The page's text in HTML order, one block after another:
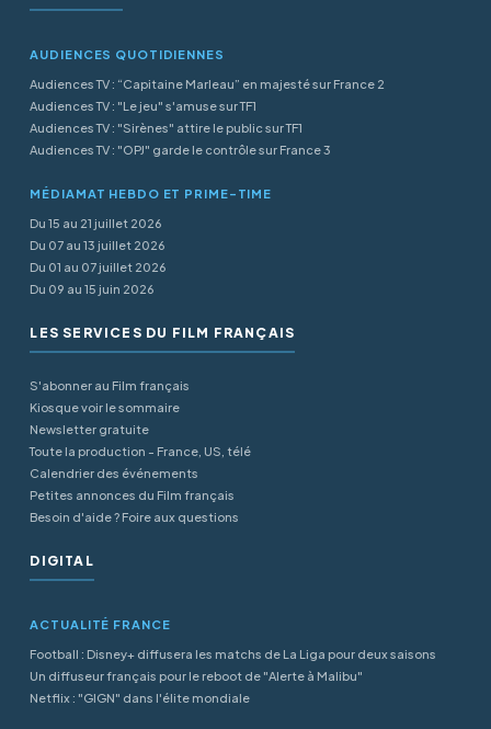
AUDIENCES QUOTIDIENNES
Audiences TV : “Capitaine Marleau” en majesté sur France 2
Audiences TV : "Le jeu" s'amuse sur TF1
Audiences TV : "Sirènes" attire le public sur TF1
Audiences TV : "OPJ" garde le contrôle sur France 3
MÉDIAMAT HEBDO ET PRIME-TIME
Du 15 au 21 juillet 2026
Du 07 au 13 juillet 2026
Du 01 au 07 juillet 2026
Du 09 au 15 juin 2026
LES SERVICES DU FILM FRANÇAIS
S'abonner au Film français
Kiosque voir le sommaire
Newsletter gratuite
Toute la production - France, US, télé
Calendrier des événements
Petites annonces du Film français
Besoin d'aide ? Foire aux questions
DIGITAL
ACTUALITÉ FRANCE
Football : Disney+ diffusera les matchs de La Liga pour deux saisons
Un diffuseur français pour le reboot de "Alerte à Malibu"
Netflix : "GIGN" dans l'élite mondiale